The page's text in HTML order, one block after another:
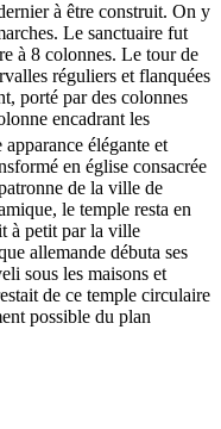
à être construit. On y
Le sanctuaire fut
à 8 colonnes. Le tour de
réguliers et flanquées
porté par des colonnes
encadrant les
élégante et
en église consacrée
de la ville de
le temple resta en
à petit par la ville
allemande débuta ses
sous les maisons et
de ce temple circulaire
possible du plan